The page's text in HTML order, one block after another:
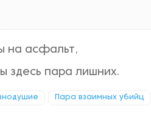
на асфальт,
здесь пара лишних.
Пара взаимных убийц